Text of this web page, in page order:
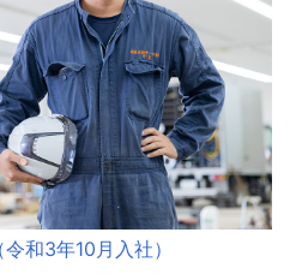
和3年10月入社）